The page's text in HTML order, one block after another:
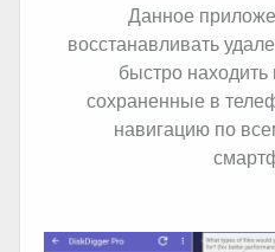
Данное
восстанавливать
быстро
сохраненные в
навигацию по